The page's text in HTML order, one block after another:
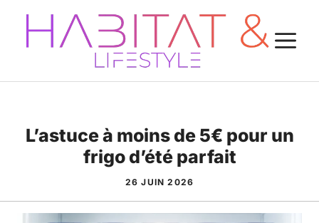
Aller
contenu
L’astuce à moins de 5€ pour un
frigo d’été parfait
26 JUIN 2026